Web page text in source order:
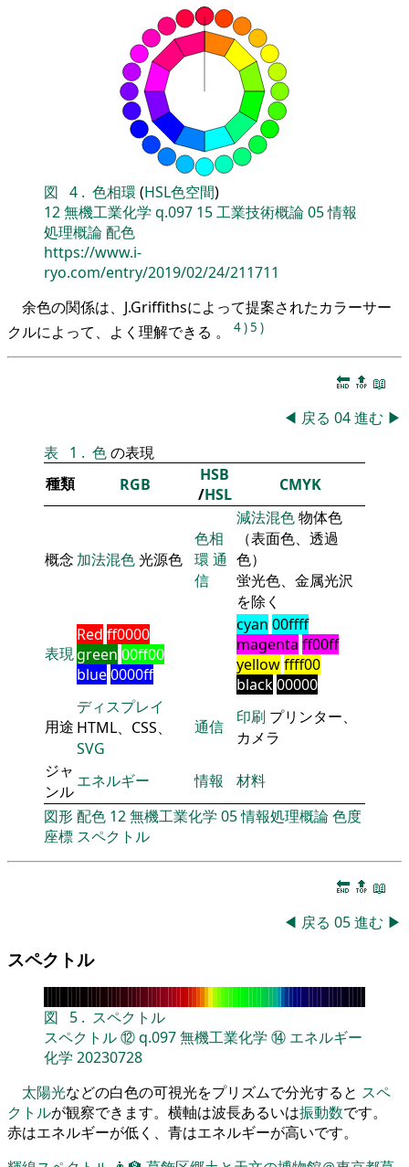
図 4 . 色相環 (HSL色空間)
12無機工業化学 q.097 15工業技術概論05情報
処理概論配色
https://www.i-
ryo.com/entry/2019/02/24/211711
余色の関係は、J.Griffithsによって提案されたカラーサー
クルによって、よく理解できる 。
4)5 )
🔚 🔝 📖
◀ 戻る 04進む ▶
表
1 . 色の表現
種類
RGB
HSB
/HSL CMYK
概念 加法混色光源色
色相
環 通
信
減法混色物体色
（表面色、透過
色）
蛍光色、金属光沢
を除く
表現
Red ff0000
green 00ff00
blue0000ff
cyan 00ffff
magenta ff00ff
yellowffff00
black00000
用途
ディスプレイ
HTML、CSS、
SVG
通信 印刷 プリンター、
カメラ
ジャ
ンル
エネルギー 情報
材料
図形配色 12無機工業化学 05情報処理概論色度
座標 スペクトル
🔚 🔝 📖
◀ 戻る 05進む ▶
スペクトル
図 5 . スペクトル
スペクトル⑫q.097無機工業化学 ⑭ エネルギー
化学 20230728
太陽光などの白色の可視光をプリズムで分光すると スペ
クトルが観察できます。横軸は波長あるいは振動数です。
赤はエネルギーが低く、青はエネルギーが高いです。